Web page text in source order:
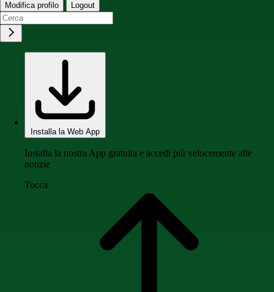
Modifica profilo Logout
Installa la Web App
Installa la nostra App gratuita e accedi più velocemente alle
notizie
Tocca